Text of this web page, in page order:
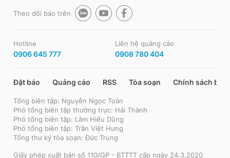
Theo dõi báo trên
Hotline
0906 645 777
Liên hệ quảng cáo
0908 780 404
Đặt báo Quảng cáo RSS Tòa soạn Chính sách bảo
Tổng biên tập: Nguyễn Ngọc Toàn
Phó tổng biên tập thường trực: Hải Thành
Phó tổng biên tập: Lâm Hiếu Dũng
Phó tổng biên tập: Trần Việt Hưng
Tổng thư ký tòa soạn: Đức Trung
Giấy phép xuất bản số 110/GP - BTTTT cấp ngày 24.3.2020